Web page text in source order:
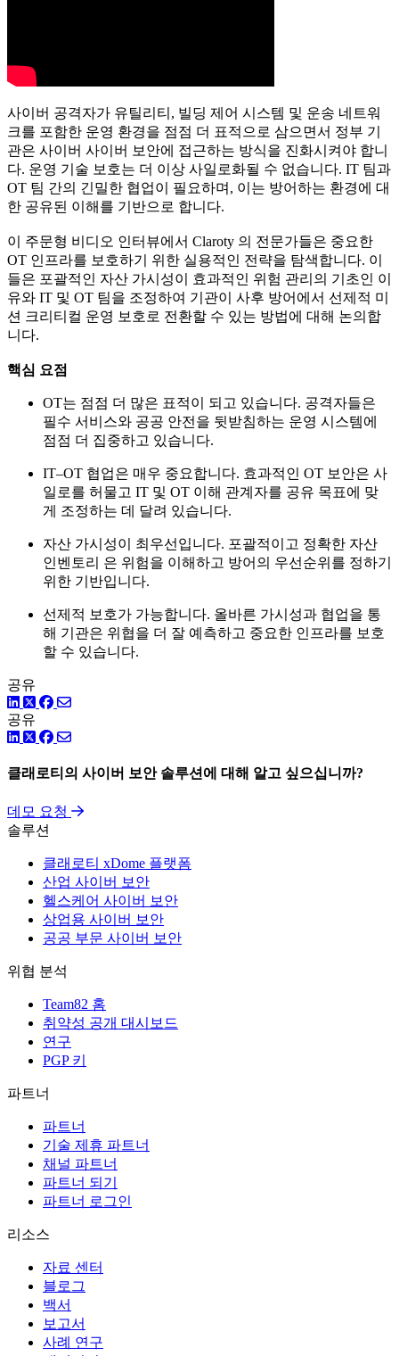
사이버 공격자가 유틸리티, 빌딩 제어 시스템 및 운송 네트워
크를 포함한 운영 환경을 점점 더 표적으로 삼으면서 정부 기
관은 사이버 사이버 보안에 접근하는 방식을 진화시켜야 합니
다. 운영 기술 보호는 더 이상 사일로화될 수 없습니다. IT 팀과
OT 팀 간의 긴밀한 협업이 필요하며, 이는 방어하는 환경에 대
한 공유된 이해를 기반으로 합니다.
이 주문형 비디오 인터뷰에서 Claroty 의 전문가들은 중요한
OT 인프라를 보호하기 위한 실용적인 전략을 탐색합니다. 이
들은 포괄적인 자산 가시성이 효과적인 위험 관리의 기초인 이
유와 IT 및 OT 팀을 조정하여 기관이 사후 방어에서 선제적 미
션 크리티컬 운영 보호로 전환할 수 있는 방법에 대해 논의합
니다.
핵심 요점
OT는 점점 더 많은 표적이 되고 있습니다. 공격자들은
필수 서비스와 공공 안전을 뒷받침하는 운영 시스템에
점점 더 집중하고 있습니다.
IT–OT 협업은 매우 중요합니다. 효과적인 OT 보안은 사
일로를 허물고 IT 및 OT 이해 관계자를 공유 목표에 맞
게 조정하는 데 달려 있습니다.
자산 가시성이 최우선입니다. 포괄적이고 정확한 자산
인벤토리 은 위험을 이해하고 방어의 우선순위를 정하기
위한 기반입니다.
선제적 보호가 가능합니다. 올바른 가시성과 협업을 통
해 기관은 위협을 더 잘 예측하고 중요한 인프라를 보호
할 수 있습니다.
공유
링크드인
트위터페이스북
공유
링크드인
트위터페이스북
클래로티의 사이버 보안 솔루션에 대해 알고 싶으십니까?
데모 요청
솔루션
클래로티 xDome 플랫폼
산업 사이버 보안
헬스케어 사이버 보안
상업용 사이버 보안
공공 부문 사이버 보안
위협 분석
Team82 홈
취약성 공개 대시보드
연구
PGP 키
파트너
파트너
기술 제휴 파트너
채널 파트너
파트너 되기
파트너 로그인
리소스
자료 센터
블로그
백서
보고서
사례 연구